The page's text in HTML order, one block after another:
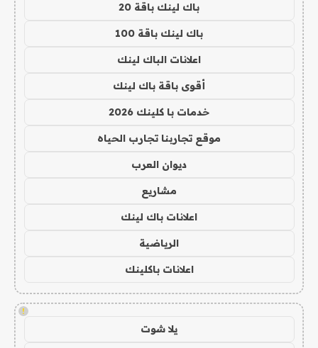
باك لينك باقة 20
باك لينك باقة 100
اعلانات الباك لينك
أقوى باقة باك لينك
خدمات با كلينك 2026
موقع تجاربنا تجارب الحياه
ديوان العرب
مشاريع
اعلانات باك لينك
الرياضية
اعلانات باكلينك
!
يلا شوت